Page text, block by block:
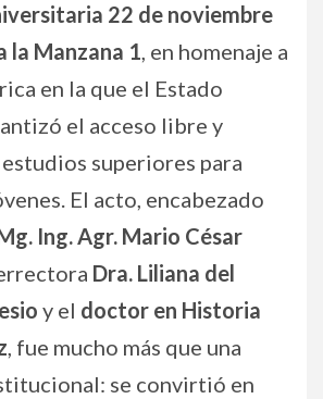
22 de noviembre
la Manzana 1, en homenaje a
en la que el Estado
el acceso libre y
superiores para
El acto, encabezado
Ing. Agr. Mario César
Dra. Liliana del
y el doctor en Historia
, fue mucho más que una
se convirtió en